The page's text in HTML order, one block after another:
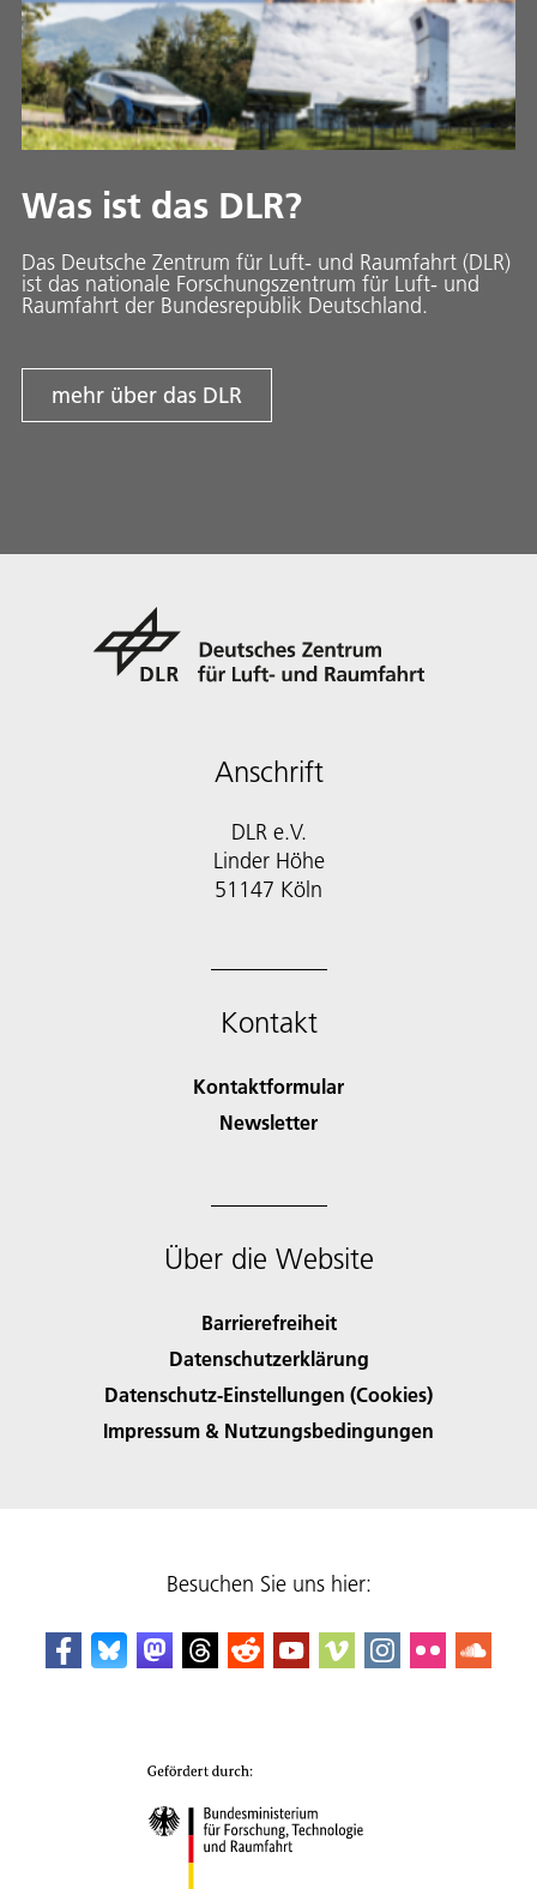
Was ist das DLR?
Das Deutsche Zentrum für Luft- und Raumfahrt (DLR)
ist das nationale Forschungszentrum für Luft- und
Raumfahrt der Bundesrepublik Deutschland.
mehr über das DLR
Anschrift
DLR e.V.
Linder Höhe
51147 Köln
Kontakt
Kontaktformular
Newsletter
Über die Website
Barrierefreiheit
Datenschutzerklärung
Datenschutz-Einstellungen (Cookies)
Impressum & Nutzungsbedingungen
Besuchen Sie uns hier: